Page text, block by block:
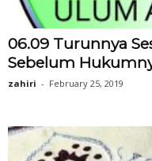
06.09 Turunnya
Sebelum
zahiri - February 25, 2019